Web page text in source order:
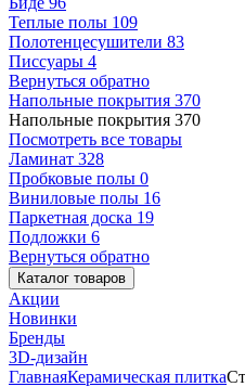
Теплые полы 109
Полотенцесушители 83
Писсуары 4
Вернуться обратно
Напольные покрытия 370
Напольные покрытия 370
Посмотреть все товары
Ламинат 328
Пробковые полы 0
Виниловые полы 16
Паркетная доска 19
Подложки 6
Вернуться обратно
Каталог товаров
Акции
Новинки
Бренды
3D-дизайн
ГлавнаяКерамическая плитка